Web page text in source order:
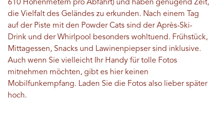
610 Höhenmetern pro Abfahrt) und haben genügend Zeit,
die Vielfalt des Geländes zu erkunden. Nach einem Tag
auf der Piste mit den Powder Cats sind der Après-Ski-
Drink und der Whirlpool besonders wohltuend. Frühstück,
Mittagessen, Snacks und Lawinenpiepser sind inklusive.
Auch wenn Sie vielleicht Ihr Handy für tolle Fotos
mitnehmen möchten, gibt es hier keinen
Mobilfunkempfang. Laden Sie die Fotos also lieber später
hoch.